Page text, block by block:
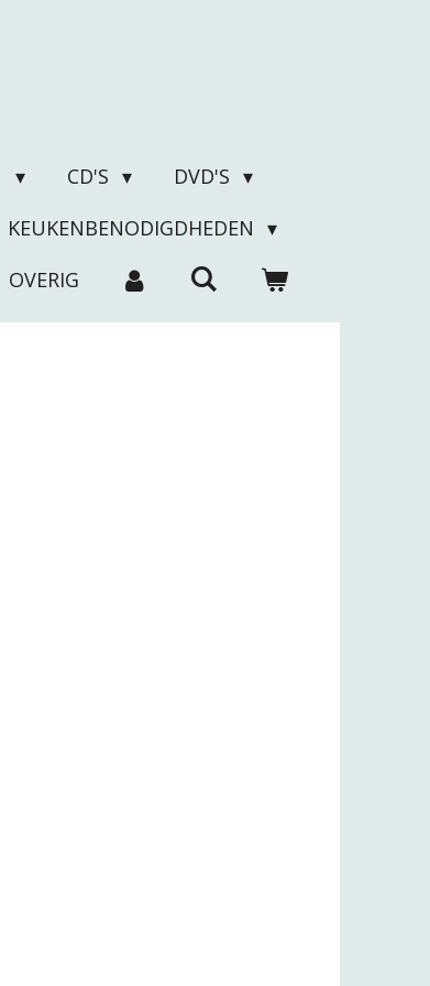
CD'S
DVD'S
KEUKENBENODIGDHEDEN
OVERIG